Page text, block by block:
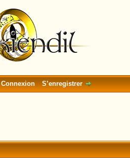
Connexion S’enregistrer